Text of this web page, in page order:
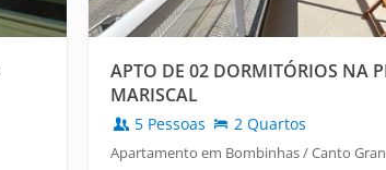
APTO DE 02 DORMITÓRIOS NA
MARISCAL
5 Pessoas 2 Quartos
Apartamento em Bombinhas / Canto